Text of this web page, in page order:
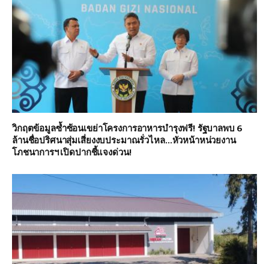
วิกฤตข้อมูลซ้ำซ้อนเขย่าโครงการอาหารบำรุงฟรี! รัฐบาลพบ 6
ล้านชื่อปริศนาสุ่มเสี่ยงงบประมาณรั่วไหล…หัวหน้าหน่วยงาน
โภชนาการฯ เปิดปากชี้แจงด่วน!